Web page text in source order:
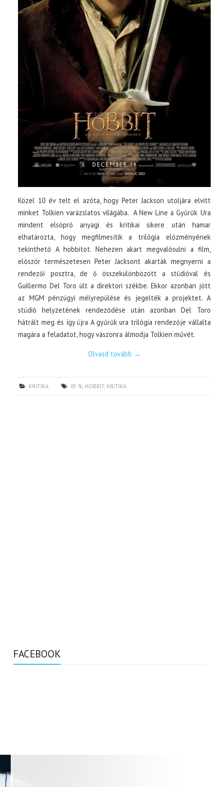
Közel 10 év telt el azóta, hogy Peter Jackson utoljára elvitt
minket Tolkien varázslatos világába. A New Line a Gyűrűk Ura
mindent elsöprő anyagi és kritikai sikere után hamar
elhatározta, hogy megfilmesítik a trilógia előzményének
tekinthető A hobbitot. Nehezen akart megvalósulni a film,
először természetesen Peter Jacksont akarták megnyerni a
rendezői posztra, de ő összekülönbözött a stúdióval és
Guillermo Del Toro ült a direktori székbe. Ekkor azonban jött
az MGM pénzügyi mélyrepülése és jegelték a projektet. A
stúdió helyzetének rendeződése után azonban Del Toro
hátrált meg és így újra A gyűrűk ura trilógia rendezője vállalta
magára a feladatot, hogy vászonra álmodja Tolkien művét.
Olvasd tovább →
KRITIKA 85 % HOBBIT, KRITIKA
FACEBOOK